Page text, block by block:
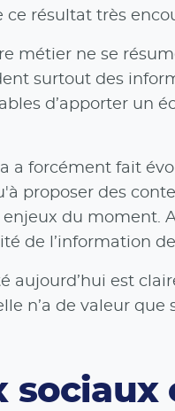
ce résultat très
métier ne se
surtout des
d’apporter un
a forcément fait
proposer des
du moment.
de l’information
aujourd’hui est
n’a de valeur que